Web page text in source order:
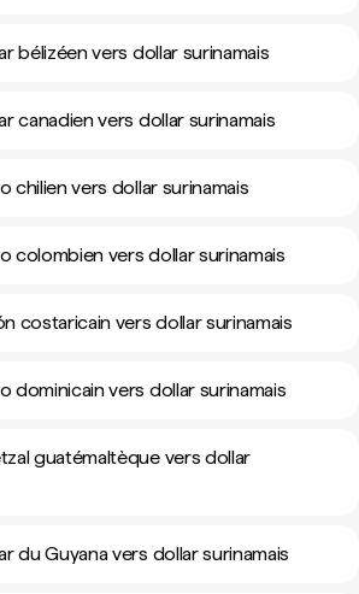
bélizéen vers dollar surinamais
canadien vers dollar surinamais
chilien vers dollar surinamais
colombien vers dollar surinamais
costaricain vers dollar surinamais
dominicain vers dollar surinamais
guatémaltèque vers dollar
du Guyana vers dollar surinamais